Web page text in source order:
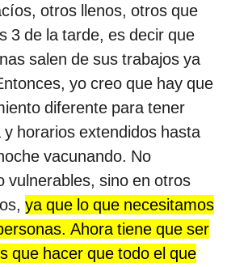
otros llenos, otros que
3 de la tarde, es decir que
salen de sus trabajos ya
yo creo que hay que
diferente para tener
horarios extendidos hasta
vacunando. No
vulnerables, sino en otros
ya que lo que necesitamos
Ahora tiene que ser
que hacer que todo el que